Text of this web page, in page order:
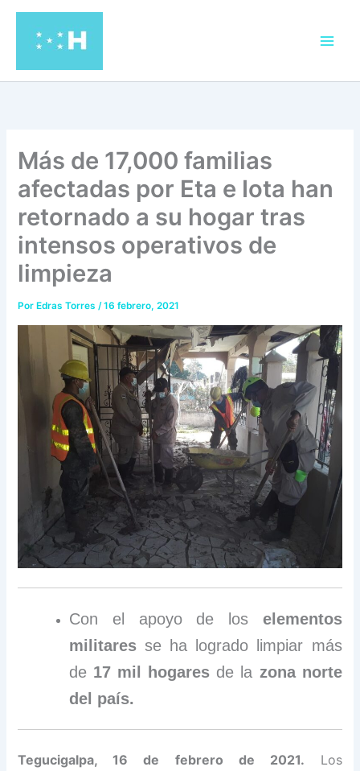
contenido
Más de 17,000 familias
afectadas por Eta e Iota han
retornado a su hogar tras
intensos operativos de
limpieza
Por Edras Torres/16 febrero, 2021
Con el apoyo de los elementos
militares se ha logrado limpiar más
de 17 mil hogares de la zona norte
del país.
Tegucigalpa, 16 de febrero de 2021. Los